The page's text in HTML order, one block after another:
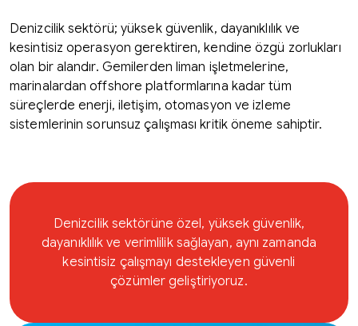
Denizcilik sektörü; yüksek güvenlik, dayanıklılık ve
kesintisiz operasyon gerektiren, kendine özgü zorlukları
olan bir alandır. Gemilerden liman işletmelerine,
marinalardan offshore platformlarına kadar tüm
süreçlerde enerji, iletişim, otomasyon ve izleme
sistemlerinin sorunsuz çalışması kritik öneme sahiptir.
Denizcilik sektörüne özel, yüksek güvenlik,
dayanıklılık ve verimlilik sağlayan, aynı zamanda
kesintisiz çalışmayı destekleyen güvenli
çözümler geliştiriyoruz.